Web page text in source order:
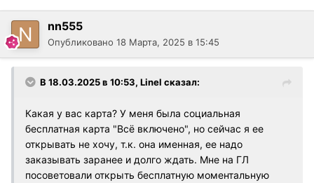
nn555
Опубликовано 18 Марта, 2025 в 15:45
В 18.03.2025 в 10:53, Linel сказал:
Какая у вас карта? У меня была социальная
бесплатная карта "Всё включено", но сейчас я ее
открывать не хочу, т.к. она именная, ее надо
заказывать заранее и долго ждать. Мне на ГЛ
посоветовали открыть бесплатную моментальную